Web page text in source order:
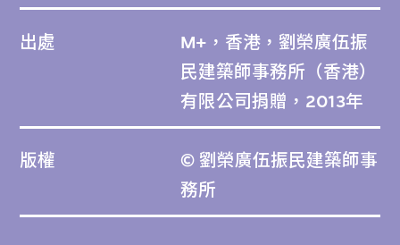
出處
M+，香港，劉榮廣伍振
民建築師事務所（香港）
有限公司捐贈，2013年
版權
© 劉榮廣伍振民建築師事
務所